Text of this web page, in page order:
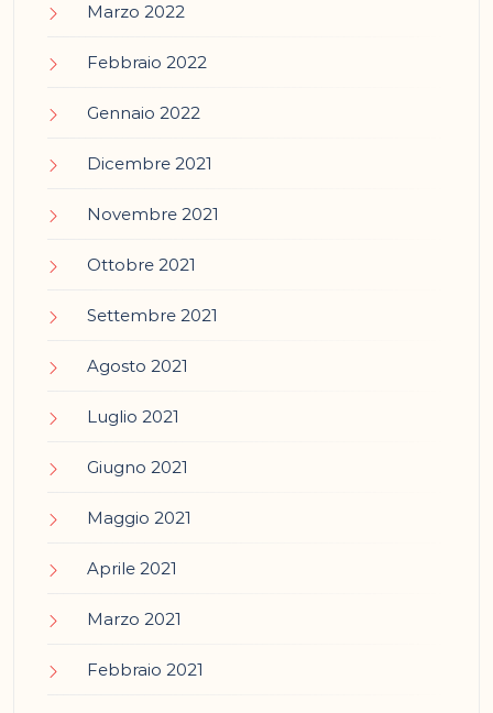
Marzo 2022
Febbraio 2022
Gennaio 2022
Dicembre 2021
Novembre 2021
Ottobre 2021
Settembre 2021
Agosto 2021
Luglio 2021
Giugno 2021
Maggio 2021
Aprile 2021
Marzo 2021
Febbraio 2021